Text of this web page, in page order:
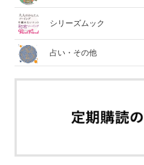
シリーズムック
占い・その他